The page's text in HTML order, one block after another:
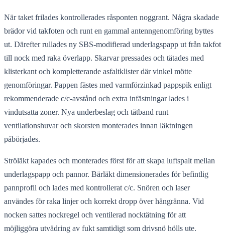
När taket frilades kontrollerades råsponten noggrant. Några skadade
brädor vid takfoten och runt en gammal antenngenomföring byttes
ut. Därefter rullades ny SBS-modifierad underlagspapp ut från takfot
till nock med raka överlapp. Skarvar pressades och tätades med
klisterkant och kompletterande asfaltklister där vinkel mötte
genomföringar. Pappen fästes med varmförzinkad pappspik enligt
rekommenderade c/c-avstånd och extra infästningar lades i
vindutsatta zoner. Nya underbeslag och tätband runt
ventilationshuvar och skorsten monterades innan läktningen
påbörjades.
Ströläkt kapades och monterades först för att skapa luftspalt mellan
underlagspapp och pannor. Bärläkt dimensionerades för befintlig
pannprofil och lades med kontrollerat c/c. Snören och laser
användes för raka linjer och korrekt dropp över hängränna. Vid
nocken sattes nockregel och ventilerad nocktätning för att
möjliggöra utvädring av fukt samtidigt som drivsnö hölls ute.